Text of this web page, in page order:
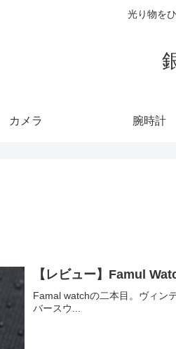
光り物を
カメラ 腕時計
【レビュー】Famul
Famal watchの二本目。ヴィン
バースウ...